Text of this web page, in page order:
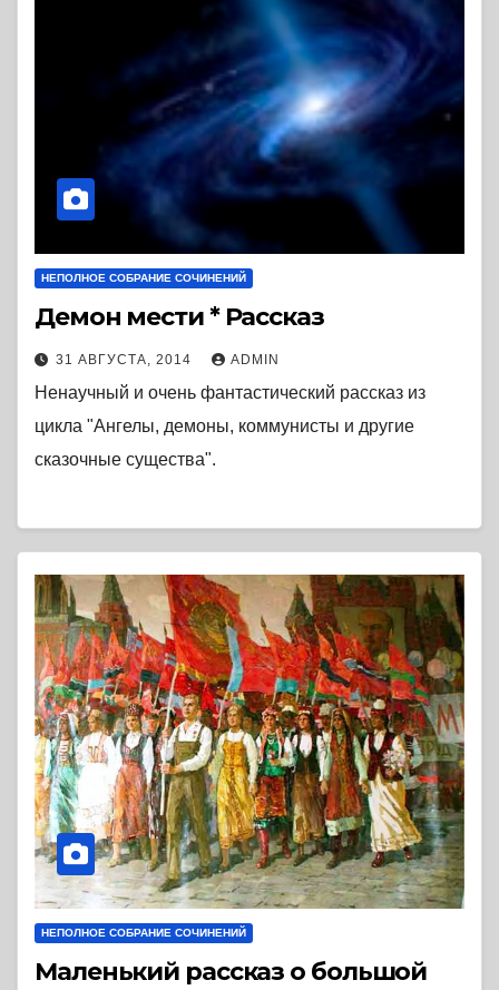
НЕПОЛНОЕ СОБРАНИЕ СОЧИНЕНИЙ
Демон мести * Рассказ
31 АВГУСТА, 2014 ADMIN
Ненаучный и очень фантастический рассказ из
цикла "Ангелы, демоны, коммунисты и другие
сказочные существа".
НЕПОЛНОЕ СОБРАНИЕ СОЧИНЕНИЙ
Маленький рассказ о большой